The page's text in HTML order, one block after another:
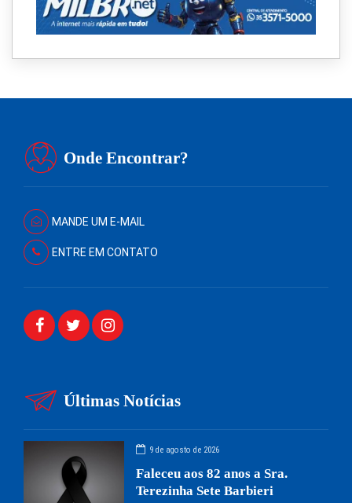
Onde Encontrar?
MANDE UM E-MAIL
ENTRE EM CONTATO
Últimas Notícias
9 de agosto de 2026
Faleceu aos 82 anos a Sra.
Terezinha Sete Barbieri